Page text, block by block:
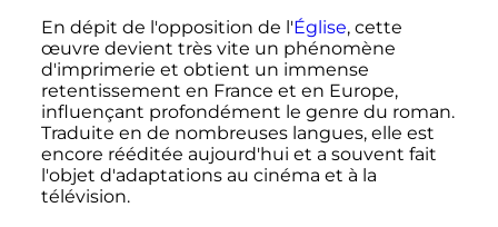
En dépit de l'opposition de l'Église, cette
œuvre devient très vite un phénomène
d'imprimerie et obtient un immense
retentissement en France et en Europe,
influençant profondément le genre du roman.
Traduite en de nombreuses langues, elle est
encore rééditée aujourd'hui et a souvent fait
l'objet d'adaptations au cinéma et à la
télévision.